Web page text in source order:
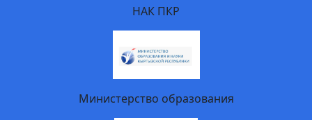
НАК ПКР
Министерство образования